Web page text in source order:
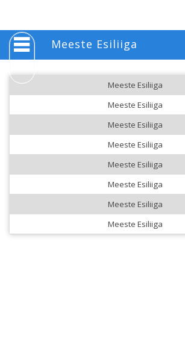
Meeste Esiliiga
Meeste Esiliiga
Meeste Esiliiga
Meeste Esiliiga
Meeste Esiliiga
Meeste Esiliiga
Meeste Esiliiga
Meeste Esiliiga
Meeste Esiliiga